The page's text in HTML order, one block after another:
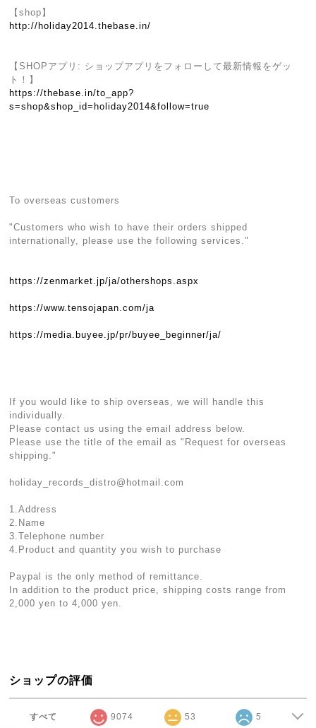
【shop】
http://holiday2014.thebase.in/
【SHOPアプリ: ショップアプリをフォローして最新情報をゲッ
ト！】
https://thebase.in/to_app?
s=shop&shop_id=holiday2014&follow=true
To overseas customers
"Customers who wish to have their orders shipped
internationally, please use the following services."
https://zenmarket.jp/ja/othershops.aspx
https://www.tensojapan.com/ja
https://media.buyee.jp/pr/buyee_beginner/ja/
If you would like to ship overseas, we will handle this
individually.
Please contact us using the email address below.
Please use the title of the email as "Request for overseas
shipping."
holiday_records_distro@hotmail.com
1.Address
2.Name
3.Telephone number
4.Product and quantity you wish to purchase
Paypal is the only method of remittance.
In addition to the product price, shipping costs range from
2,000 yen to 4,000 yen.
ショップの評価
すべて 9074 53 5